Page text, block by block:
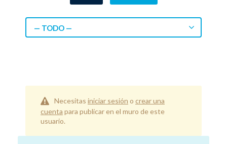
— TODO —
Necesitas iniciar sesión o crear una
cuenta para publicar en el muro de este
usuario.